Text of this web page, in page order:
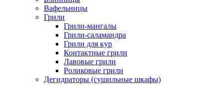
Вафельницы
Грили
Грили-мангалы
Грили-саламандра
Грили для кур
Контактные грили
Лавовые грили
Роликовые грили
Дегидраторы (сушильные шкафы)